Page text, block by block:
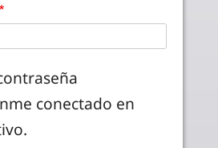
conectado en